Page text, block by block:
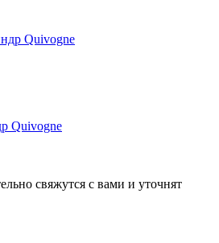
Quivogne
свяжутся с вами и уточнят